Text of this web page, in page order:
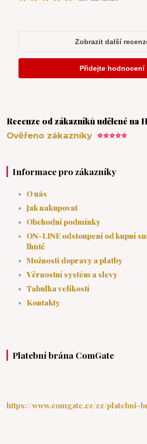
Recenze od zákazníků udělené na
Ověřeno zákazníky⭐⭐⭐⭐⭐
Informace pro zákazníky
O nás
Jak nakupovat
Obchodní podmínky
ON-LINE odstoupení od kupní
lhůtě
Možnosti dopravy a platby
Věrnostní systém a slevy
Tabulka velikostí
Kontakty
Platební brána ComGate
https://www.comgate.cz/cz/platebni-